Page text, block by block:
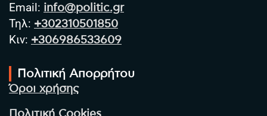
Email: info@politic.gr
Τηλ: +302310501850
Κιν: +306986533609
Πολιτική Απορρήτου
Όροι χρήσης